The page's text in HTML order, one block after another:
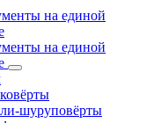
на единой
на единой
шуруповёрты